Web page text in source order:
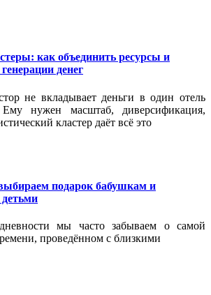
как объединить ресурсы и
денег
не вкладывает деньги в один отель
нужен масштаб, диверсификация,
кластер даёт всё это
подарок бабушкам и
мы часто забываем о самой
проведённом с близкими